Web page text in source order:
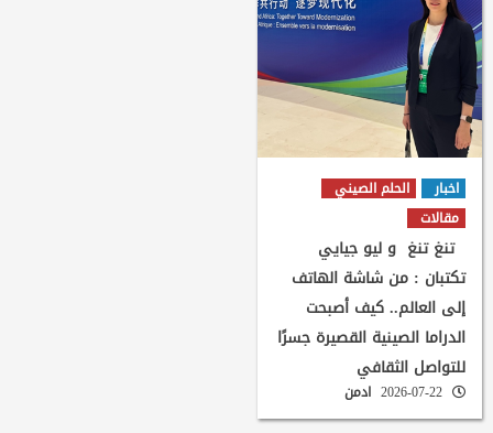
اخبار
الحلم الصيني
مقالات
تنغ تنغ و ليو جيايي
تكتبان : من شاشة الهاتف
إلى العالم.. كيف أصبحت
الدراما الصينية القصيرة جسرًا
للتواصل الثقافي
ادمن